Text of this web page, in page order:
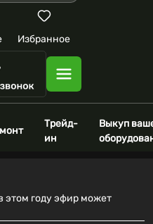
Избранное
Трейд-
ин
Выкуп
году эфир может